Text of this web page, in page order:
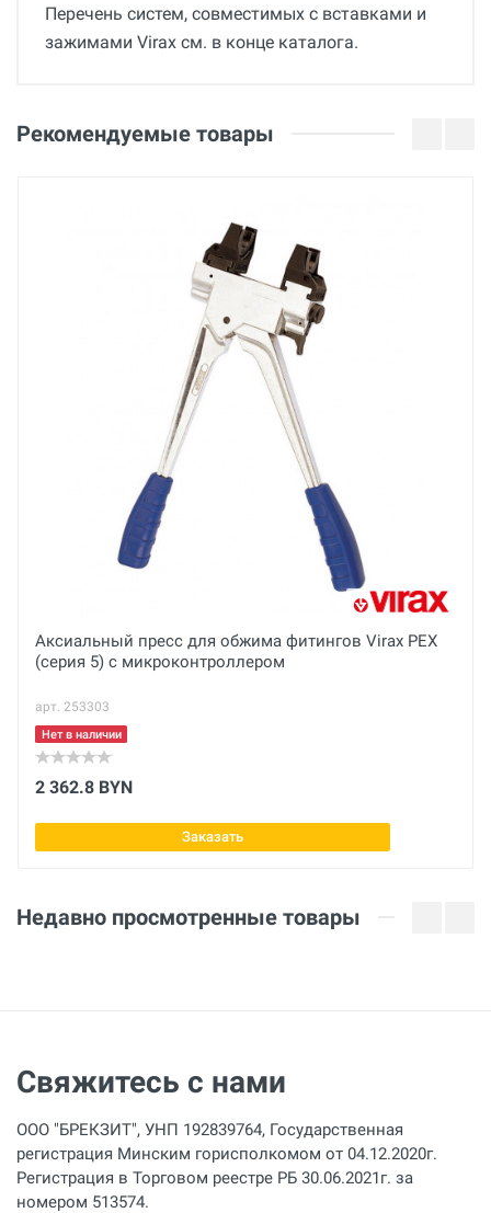
Перечень систем, совместимых с вставками и
зажимами Virax см. в конце каталога.
36 месяцев
Страна производства
Вес брутто
Профиль
Н
Диаметр
14 мм
Оценка
Ваше сообщение
Рекомендуемые товары
Аксиальный пресс для обжима фитингов Virax PEX
(серия 5) с микроконтроллером
арт. 253303
Нет в наличии
2 362.8 BYN
Заказать
Недавно просмотренные товары
Свяжитесь с нами
ООО "БРЕКЗИТ", УНП 192839764, Государственная
регистрация Минским горисполкомом от 04.12.2020г.
Регистрация в Торговом реестре РБ 30.06.2021г. за
номером 513574.